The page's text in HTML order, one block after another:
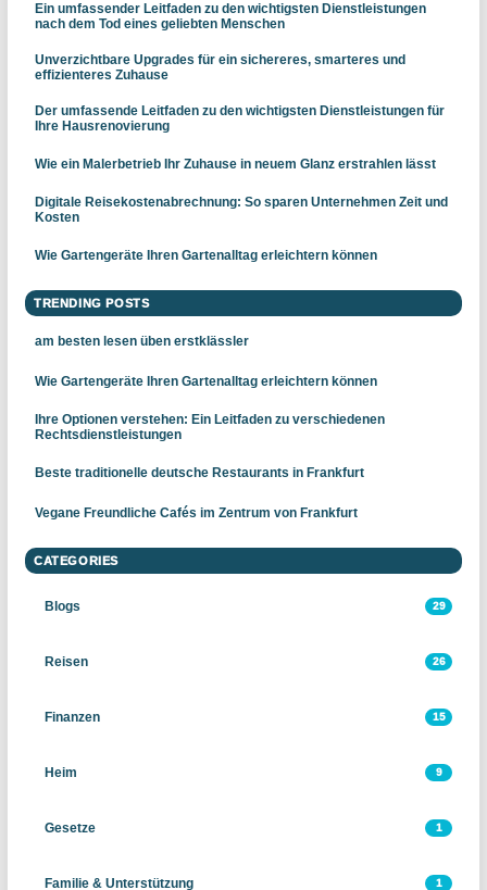
Ein umfassender Leitfaden zu den wichtigsten Dienstleistungen
nach dem Tod eines geliebten Menschen
Unverzichtbare Upgrades für ein sichereres, smarteres und
effizienteres Zuhause
Der umfassende Leitfaden zu den wichtigsten Dienstleistungen für
Ihre Hausrenovierung
Wie ein Malerbetrieb Ihr Zuhause in neuem Glanz erstrahlen lässt
Digitale Reisekostenabrechnung: So sparen Unternehmen Zeit und
Kosten
Wie Gartengeräte Ihren Gartenalltag erleichtern können
TRENDING POSTS
am besten lesen üben erstklässler
Wie Gartengeräte Ihren Gartenalltag erleichtern können
Ihre Optionen verstehen: Ein Leitfaden zu verschiedenen
Rechtsdienstleistungen
Beste traditionelle deutsche Restaurants in Frankfurt
Vegane Freundliche Cafés im Zentrum von Frankfurt
CATEGORIES
Blogs 29
Reisen 26
Finanzen 15
Heim 9
Gesetze 1
Familie & Unterstützung 1